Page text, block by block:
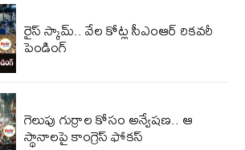
రైస్ స్కామ్.. వేల కోట్ల‌ సీఎంఆర్ రికవరీ
పెండింగ్
గెలుపు గుర్రాల కోసం అన్వేషణ.. ఆ
స్థానాలపై కాంగ్రెస్ ఫోకస్